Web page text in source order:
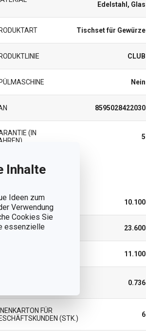
Inhalte
Ideen zum
Verwendung
Cookies Sie
essenzielle
Edelstahl, Glas
Tischset für Gewürze
CLUB
Nein
8595028422030
(IN
5
(CM) 10.100
(CM) 23.600
11.100
0.736
FÜR
(STK.)
6